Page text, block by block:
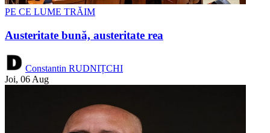
PE CE LUME TRĂIM
Austeritate bună, austeritate rea
Constantin RUDNIȚCHI
Joi, 06 Aug